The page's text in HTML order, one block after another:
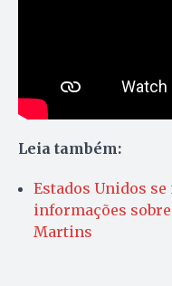
Leia também:
Estados Unidos se
informações
Martins